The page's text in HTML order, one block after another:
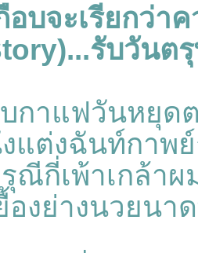
อบจะเรียกว่า
รับวันต
กาแฟวันหยุด
แต่งฉันท์กาพ
ณีกี่เพ้าเกล้าผ
องย่างนวยนา